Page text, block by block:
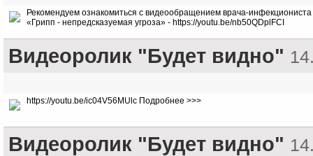
Рекомендуем ознакомиться с видеообращением врача-
«Грипп - непредсказуемая угроза» - https://youtu.be/nb50QDplFCI
Видеоролик "Будет видно"
https://youtu.be/ic04V56MUlc Подробнее >>>
Видеоролик "Будет видно"